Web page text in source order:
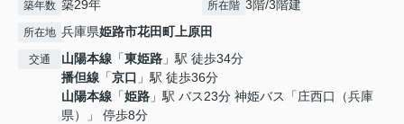
築年数 築29年 所在階 3階/3階建
所在地 兵庫県姫路市花田町上原田
交通 山陽本線 「東姫路 」駅 徒歩34分
播但線 「京口 」駅 徒歩36分
山陽本線 「姫路 」駅 バス23分 神姫バス「庄西口（兵庫
県）」 停歩8分